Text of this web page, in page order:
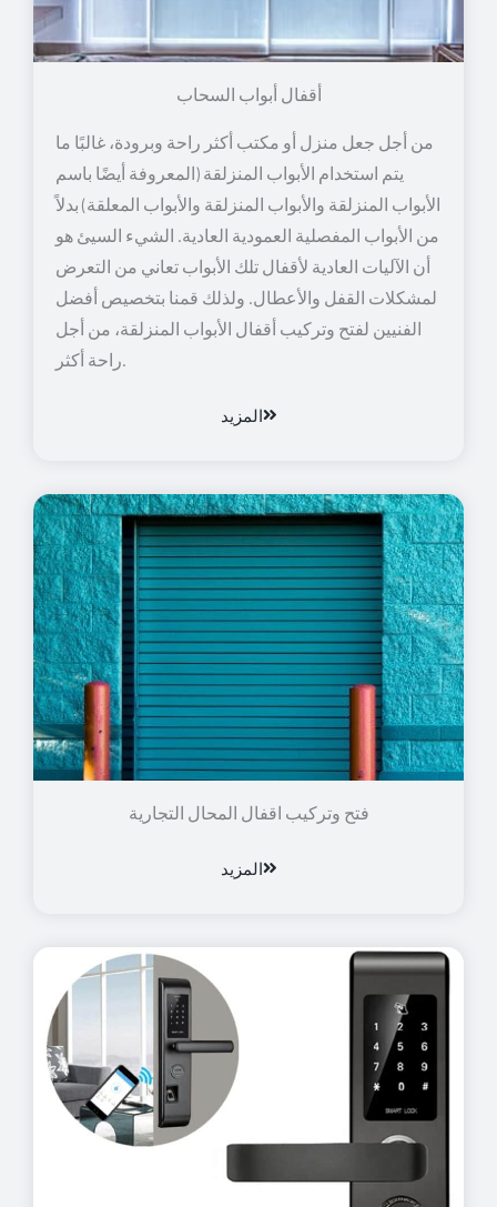
أقفال أبواب السحاب
من أجل جعل منزل أو مكتب أكثر راحة وبرودة، غالبًا ما
يتم استخدام الأبواب المنزلقة (المعروفة أيضًا باسم
الأبواب المنزلقة والأبواب المنزلقة والأبواب المعلقة) بدلاً
من الأبواب المفصلية العمودية العادية. الشيء السيئ هو
أن الآليات العادية لأقفال تلك الأبواب تعاني من التعرض
لمشكلات القفل والأعطال. ولذلك قمنا بتخصيص أفضل
الفنيين لفتح وتركيب أقفال الأبواب المنزلقة، من أجل
راحة أكثر.
المزيد
فتح وتركيب اقفال المحال التجارية
المزيد